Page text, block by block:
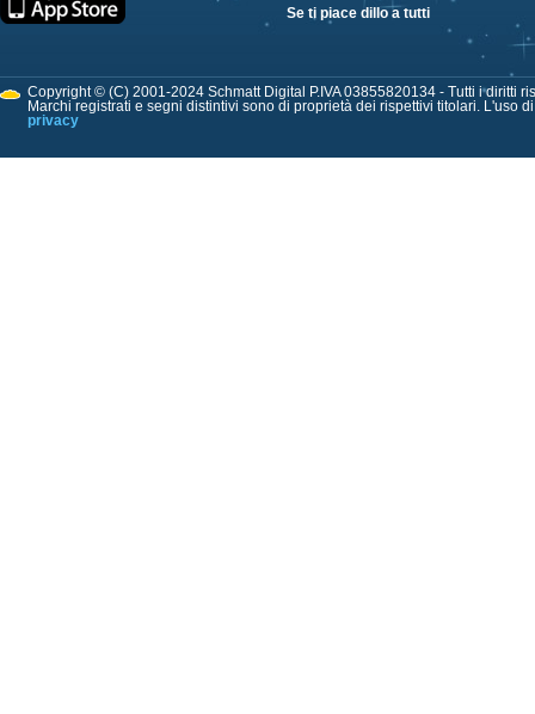
Se ti piace dillo a tutti
Copyright © (C) 2001-2024 Schmatt Digital P.IVA 03855820134 - Tutti i diritti
Marchi registrati e segni distintivi sono di proprietà dei rispettivi titolari. L'uso
privacy